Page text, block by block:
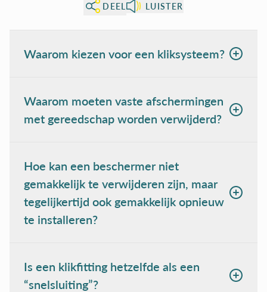
DEEL LUISTER
Waarom kiezen voor een kliksysteem?
Waarom moeten vaste afschermingen
met gereedschap worden verwijderd?
Hoe kan een beschermer niet
gemakkelijk te verwijderen zijn, maar
tegelijkertijd ook gemakkelijk opnieuw
te installeren?
Is een klikfitting hetzelfde als een
“snelsluiting”?